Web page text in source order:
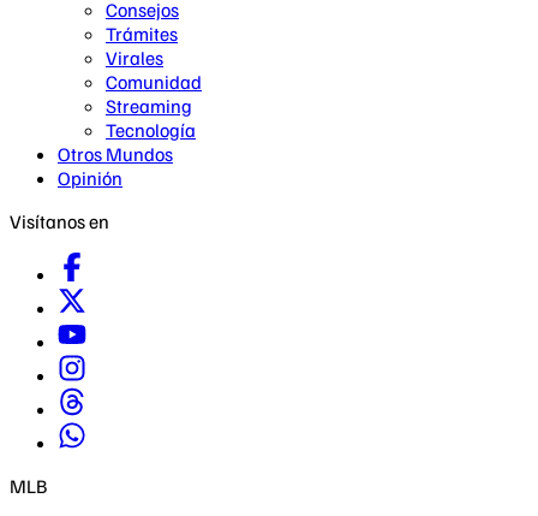
Consejos
Trámites
Virales
Comunidad
Streaming
Tecnología
Otros Mundos
Opinión
Visítanos en
MLB